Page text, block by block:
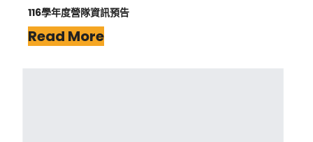
116學年度營隊資訊預告
Read More